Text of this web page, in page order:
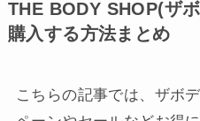
THE BODY SHOP(ザ
購入する方法まとめ
こちらの記事では、ザボ